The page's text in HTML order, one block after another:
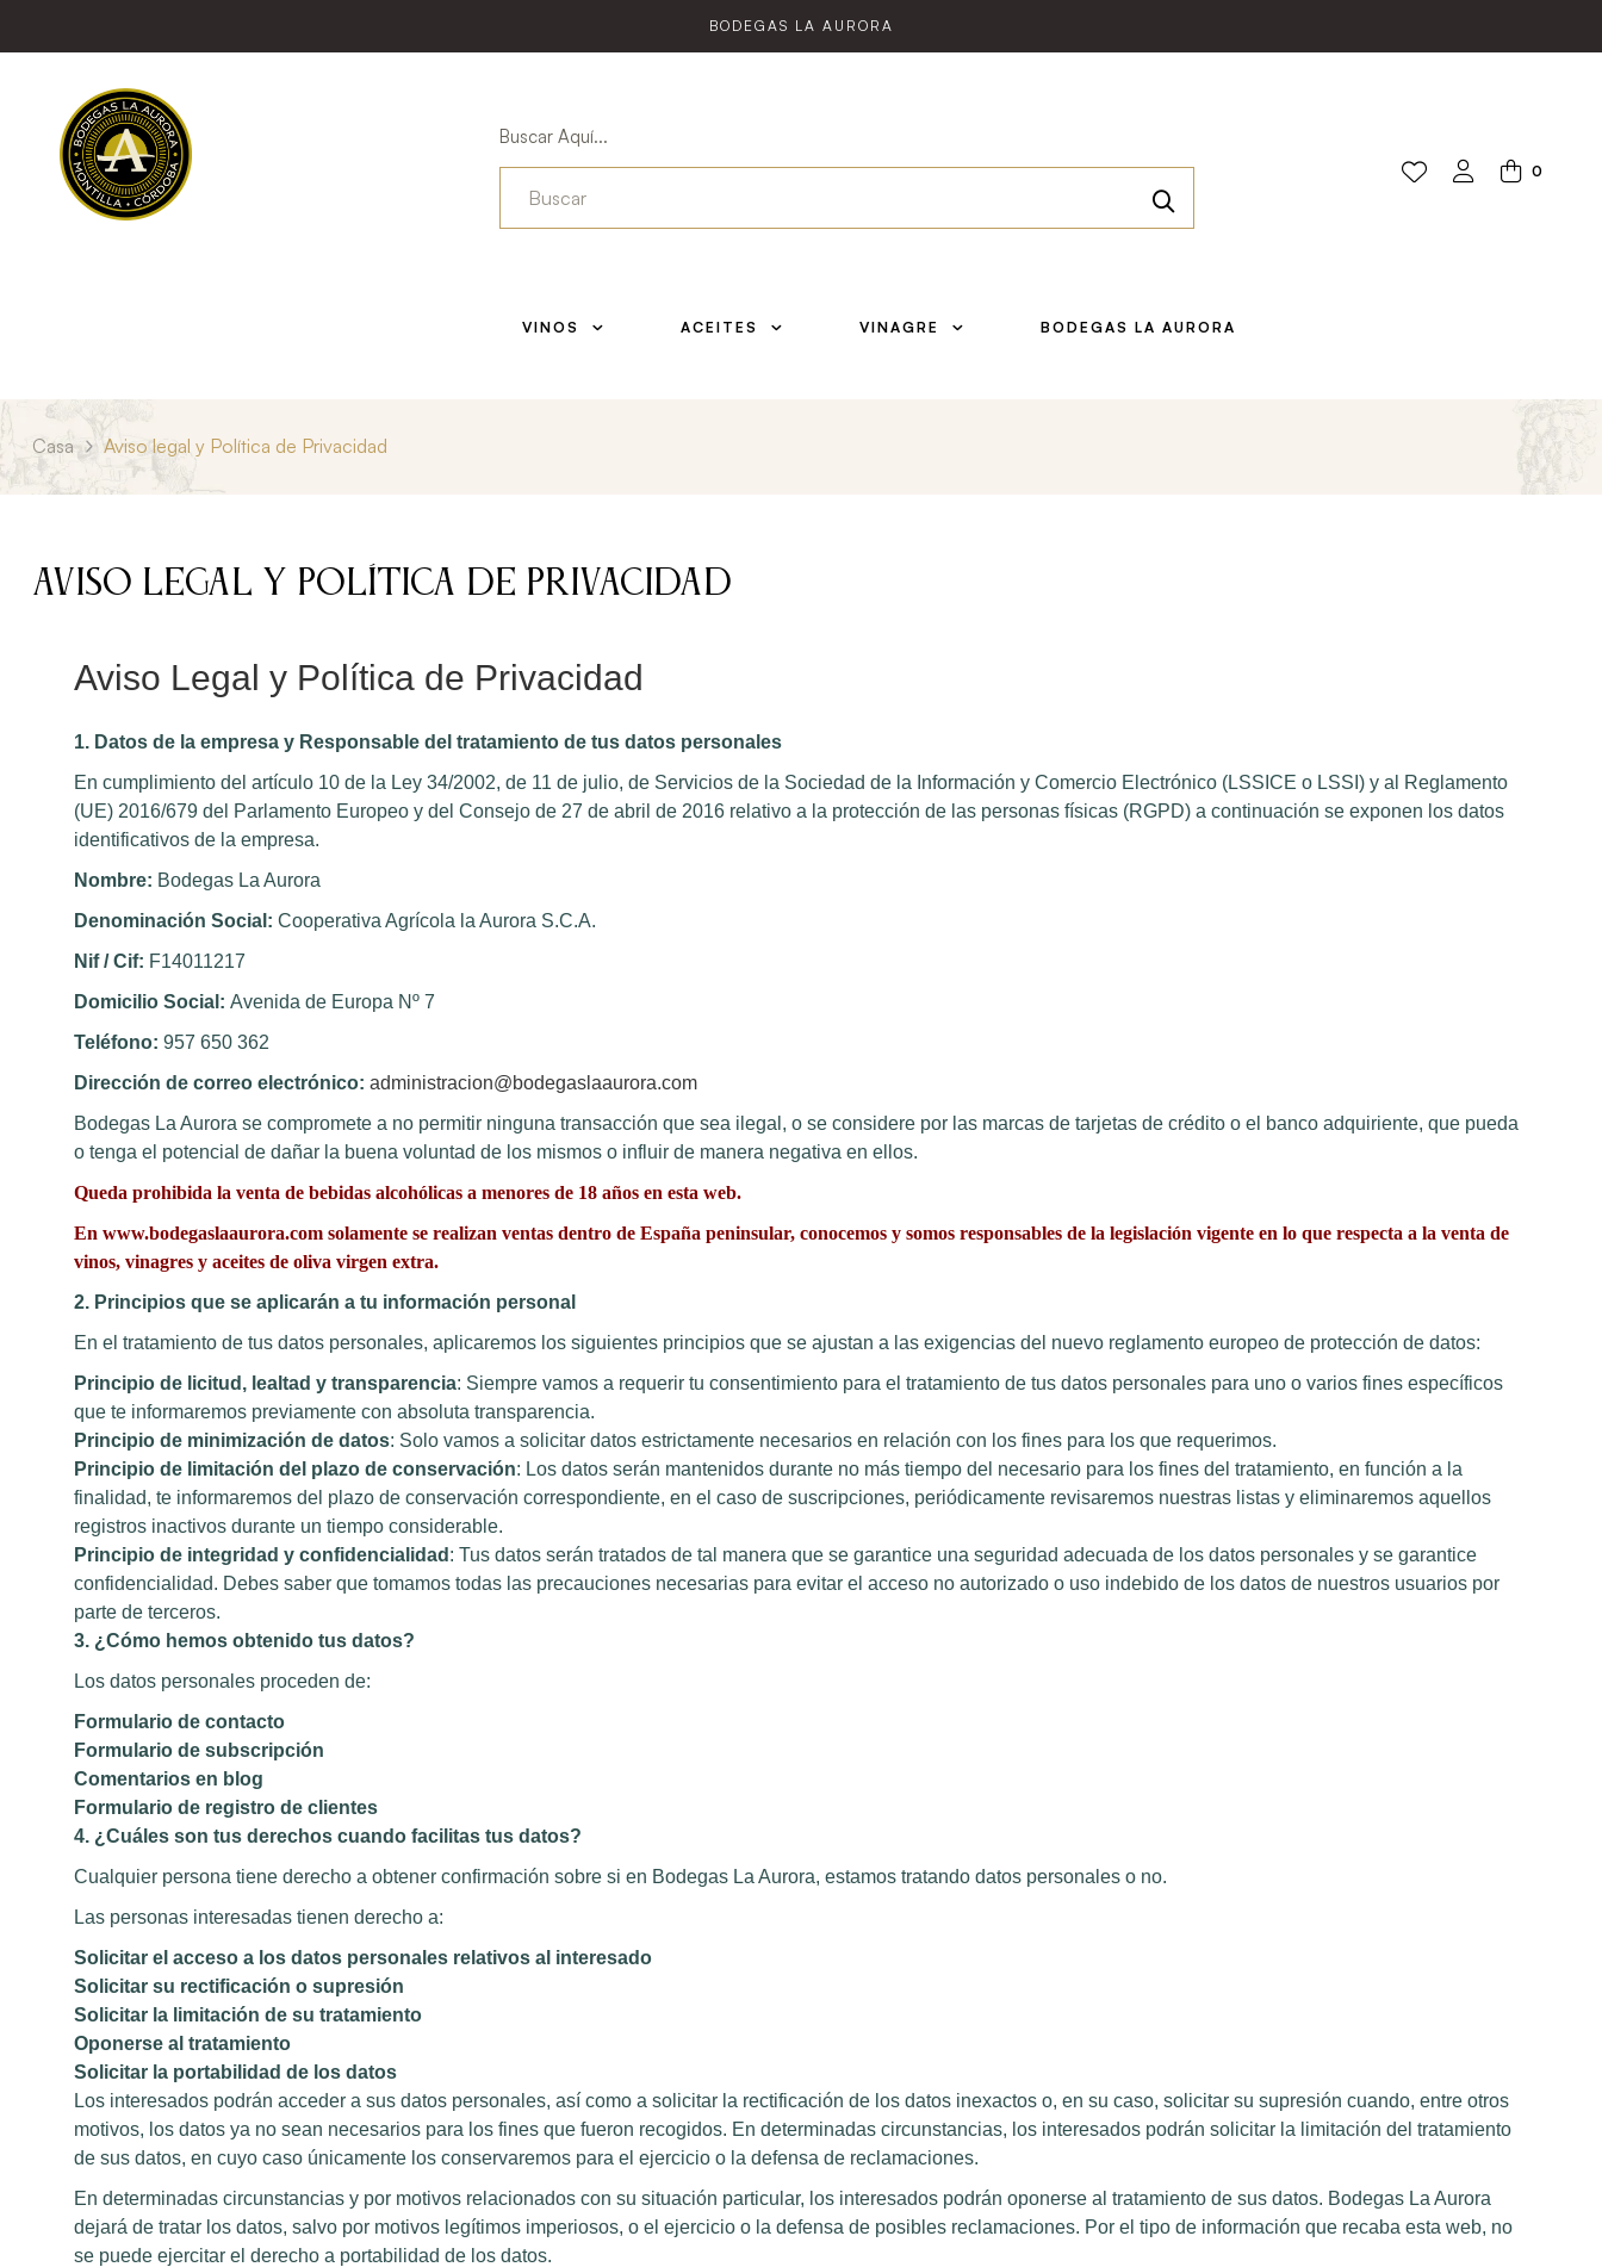
BODEGAS LA AURORA
Buscar Aquí...
0
VINOS ACEITES VINAGRE BODEGAS LA AURORA
Casa Aviso legal y Política de Privacidad
Aviso legal y Política de Privacidad
Aviso Legal y Política de Privacidad
1. Datos de la empresa y Responsable del tratamiento de tus datos personales
En cumplimiento del artículo 10 de la Ley 34/2002, de 11 de julio, de Servicios de la Sociedad de la Información y Comercio Electrónico (LSSICE o LSSI) y al Reglamento
(UE) 2016/679 del Parlamento Europeo y del Consejo de 27 de abril de 2016 relativo a la protección de las personas físicas (RGPD) a continuación se exponen los datos
identificativos de la empresa.
Nombre: Bodegas La Aurora
Denominación Social: Cooperativa Agrícola la Aurora S.C.A.
Nif / Cif: F14011217
Domicilio Social: Avenida de Europa Nº 7
Teléfono: 957 650 362
Dirección de correo electrónico: administracion@bodegaslaaurora.com
Bodegas La Aurora se compromete a no permitir ninguna transacción que sea ilegal, o se considere por las marcas de tarjetas de crédito o el banco adquiriente, que pueda
o tenga el potencial de dañar la buena voluntad de los mismos o influir de manera negativa en ellos.
Queda prohibida la venta de bebidas alcohólicas a menores de 18 años en esta web.
En www.bodegaslaaurora.com solamente se realizan ventas dentro de España peninsular, conocemos y somos responsables de la legislación vigente en lo que respecta a la venta de
vinos, vinagres y aceites de oliva virgen extra.
2. Principios que se aplicarán a tu información personal
En el tratamiento de tus datos personales, aplicaremos los siguientes principios que se ajustan a las exigencias del nuevo reglamento europeo de protección de datos:
Principio de licitud, lealtad y transparencia: Siempre vamos a requerir tu consentimiento para el tratamiento de tus datos personales para uno o varios fines específicos
que te informaremos previamente con absoluta transparencia.
Principio de minimización de datos: Solo vamos a solicitar datos estrictamente necesarios en relación con los fines para los que requerimos.
Principio de limitación del plazo de conservación: Los datos serán mantenidos durante no más tiempo del necesario para los fines del tratamiento, en función a la
finalidad, te informaremos del plazo de conservación correspondiente, en el caso de suscripciones, periódicamente revisaremos nuestras listas y eliminaremos aquellos
registros inactivos durante un tiempo considerable.
Principio de integridad y confidencialidad : Tus datos serán tratados de tal manera que se garantice una seguridad adecuada de los datos personales y se garantice
confidencialidad. Debes saber que tomamos todas las precauciones necesarias para evitar el acceso no autorizado o uso indebido de los datos de nuestros usuarios por
parte de terceros.
3. ¿Cómo hemos obtenido tus datos?
Los datos personales proceden de:
Formulario de contacto
Formulario de subscripción
Comentarios en blog
Formulario de registro de clientes
4. ¿Cuáles son tus derechos cuando facilitas tus datos?
Cualquier persona tiene derecho a obtener confirmación sobre si en Bodegas La Aurora, estamos tratando datos personales o no.
Las personas interesadas tienen derecho a:
Solicitar el acceso a los datos personales relativos al interesado
Solicitar su rectificación o supresión
Solicitar la limitación de su tratamiento
Oponerse al tratamiento
Solicitar la portabilidad de los datos
Los interesados podrán acceder a sus datos personales, así como a solicitar la rectificación de los datos inexactos o, en su caso, solicitar su supresión cuando, entre otros
motivos, los datos ya no sean necesarios para los fines que fueron recogidos. En determinadas circunstancias, los interesados podrán solicitar la limitación del tratamiento
de sus datos, en cuyo caso únicamente los conservaremos para el ejercicio o la defensa de reclamaciones.
En determinadas circunstancias y por motivos relacionados con su situación particular, los interesados podrán oponerse al tratamiento de sus datos. Bodegas La Aurora
dejará de tratar los datos, salvo por motivos legítimos imperiosos, o el ejercicio o la defensa de posibles reclamaciones. Por el tipo de información que recaba esta web, no
se puede ejercitar el derecho a portabilidad de los datos.